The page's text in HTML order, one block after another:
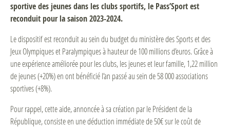
sportive des jeunes dans les clubs sportifs, le Pass’Sport est
reconduit pour la saison 2023-2024.
Le dispositif est reconduit au sein du budget du ministère des Sports et des
Jeux Olympiques et Paralympiques à hauteur de 100 millions d’euros. Grâce à
une expérience améliorée pour les clubs, les jeunes et leur famille, 1,22 million
de jeunes (+20%) en ont bénéficié l’an passé au sein de 58 000 associations
sportives (+8%).
Pour rappel, cette aide, annoncée à sa création par le Président de la
République, consiste en une déduction immédiate de 50€ sur le coût de